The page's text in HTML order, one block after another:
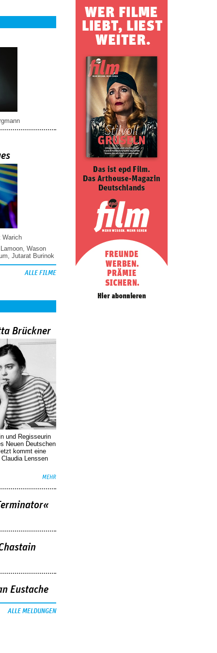
Warich
Wason
Jutarat Burinok
ALLE FILME
Brückner
und Regisseurin
Neuen Deutschen
kommt eine
Lenssen
MEHR
Eustache
ALLE MELDUNGEN